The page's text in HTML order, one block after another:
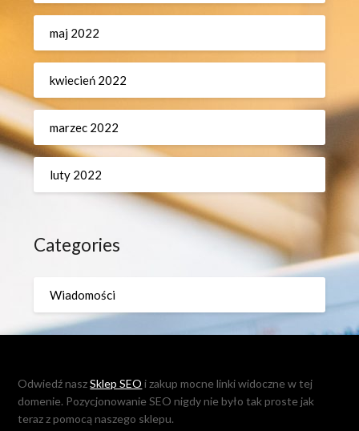
maj 2022
kwiecień 2022
marzec 2022
luty 2022
Categories
Wiadomości
Odwiedź naszSklep SEO i zakup mocne linki widoczne w tej
domenie. Pozycjonowanie SEO nigdy nie było tak proste jak
teraz z pomocą naszego sklepu.